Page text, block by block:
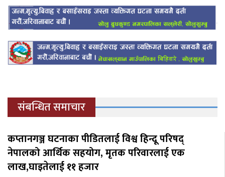
संबन्धित समाचार
कप्तानगञ्ज घटनाका पीडितलाई विश्व हिन्दू परिषद्
नेपालको आर्थिक सहयोग, मृतक परिवारलाई एक
लाख,घाइतेलाई ११ हजार